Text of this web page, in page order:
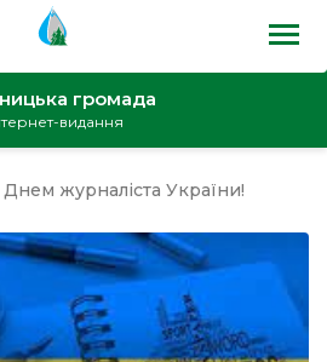
громада
видання
Днем журналіста України!